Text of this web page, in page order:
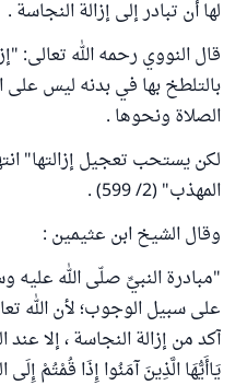
لها أن تبادر إلى إزالة النجاسة .
قال النووي رحمه الله تعالى:
بالتلطخ بها في بدنه ليس على
الصلاة ونحوها .
لكن يستحب تعجيل إزالتها"
المهذب" (2/ 599) .
وقال الشيخ ابن عثيمين :
"مبادرة النبيِّ صلّى الله عليه
على سبيل الوجوب؛ لأن الله
آكد من إزالة النجاسة ، إلا عند